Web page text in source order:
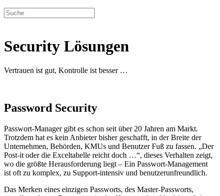
Security Lösungen
Vertrauen ist gut, Kontrolle ist besser …
Password Security
Passwort-Manager gibt es schon seit über 20 Jahren am Markt.
Trotzdem hat es kein Anbieter bisher geschafft, in der Breite der
Unternehmen, Behörden, KMUs und Benutzer Fuß zu fassen. „Der
Post-it oder die Exceltabelle reicht doch …“, dieses Verhalten zeigt,
wo die größte Herausforderung liegt – Ein Passwort-Management
ist oft zu komplex, zu Support-intensiv und benutzerunfreundlich.
Das Merken eines einzigen Passworts, des Master-Passworts,